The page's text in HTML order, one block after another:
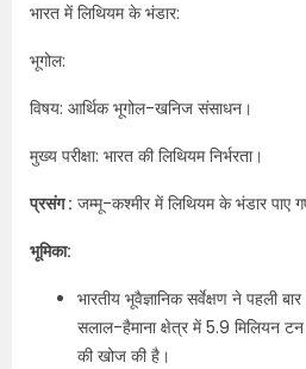
भारत में लिथियम के भंडार:
भूगोल:
विषय: आर्थिक भूगोल-खनिज संसाधन।
मुख्य परीक्षा: भारत की लिथियम निर्भरता।
प्रसंग : जम्मू-कश्मीर में लिथियम के भंडार पाए
भूमिका:
भारतीय भूवैज्ञानिक सर्वेक्षण ने पहली
सलाल-हैमाना क्षेत्र में 5.9 मिलियन
की खोज की है।